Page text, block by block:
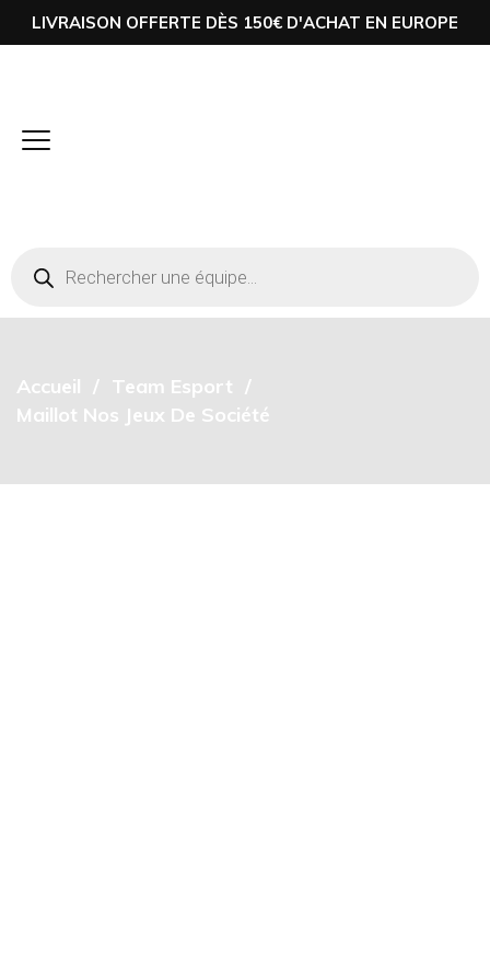
LIVRAISON OFFERTE DÈS 150€ D'ACHAT EN EUROPE
Accueil
Team Esport
Maillot Nos Jeux De Société